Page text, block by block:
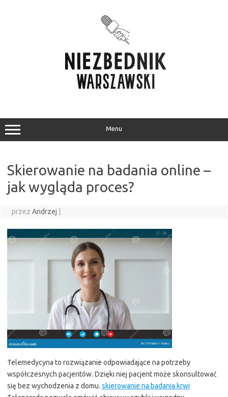
Menu
Skierowanie na badania online –
jak wygląda proces?
przez Andrzej
Telemedycyna to rozwiązanie odpowiadające na potrzeby
współczesnych pacjentów. Dzięki niej pacjent może skonsultować
się bez wychodzenia z domu. skierowanie na badania krwi